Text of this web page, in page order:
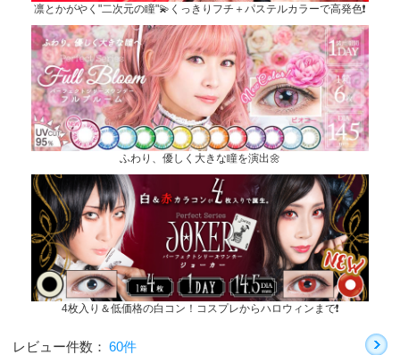
凛とかがやく"二次元の瞳"💫くっきりフチ＋パステルカラーで高発色❗
ふわり、優しく大きな瞳を演出🌼
4枚入り＆低価格の白コン！コスプレからハロウィンまで❗
レビュー件数： 60件